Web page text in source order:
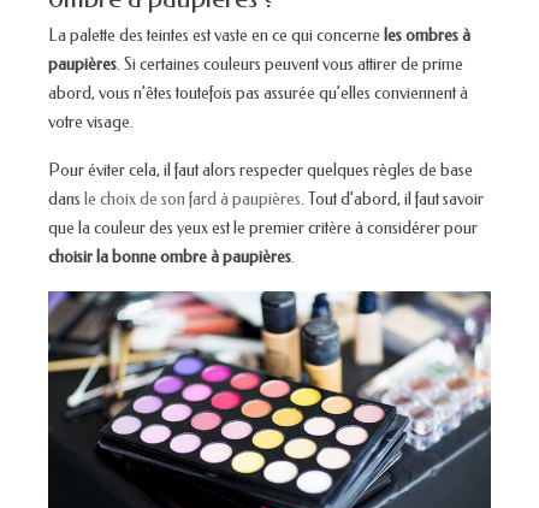
La palette des teintes est vaste en ce qui concerne les ombres à
paupières. Si certaines couleurs peuvent vous attirer de prime
abord, vous n’êtes toutefois pas assurée qu’elles conviennent à
votre visage.
Pour éviter cela, il faut alors respecter quelques règles de base
dans le choix de son fard à paupières. Tout d’abord, il faut savoir
que la couleur des yeux est le premier critère à considérer pour
choisir la bonne ombre à paupières.